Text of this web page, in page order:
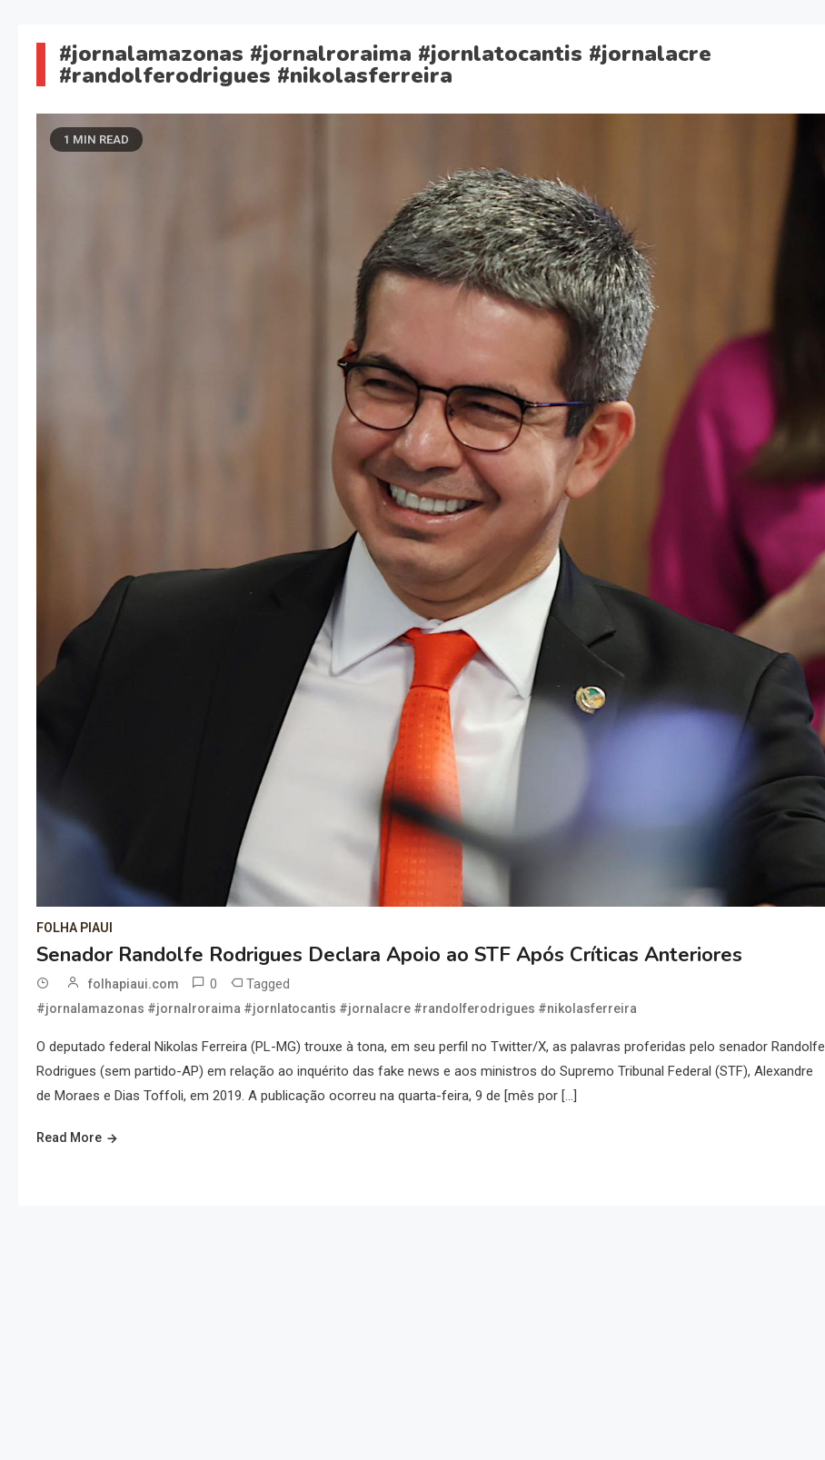
#jornalamazonas #jornalroraima #jornlatocantis #jornalacre
#randolferodrigues #nikolasferreira
1 MIN READ
FOLHA PIAUI
Senador Randolfe Rodrigues Declara Apoio ao STF Após Críticas Anteriores
folhapiaui.com 0 Tagged
#jornalamazonas #jornalroraima #jornlatocantis #jornalacre #randolferodrigues #nikolasferreira
O deputado federal Nikolas Ferreira (PL-MG) trouxe à tona, em seu perfil no Twitter/X, as palavras proferidas pelo senador Randolfe
Rodrigues (sem partido-AP) em relação ao inquérito das fake news e aos ministros do Supremo Tribunal Federal (STF), Alexandre
de Moraes e Dias Toffoli, em 2019. A publicação ocorreu na quarta-feira, 9 de [mês por […]
Read More